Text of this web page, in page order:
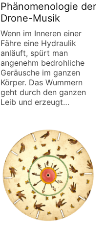
Phänomenologie der
Drone-Musik
Wenn im Inneren einer
Fähre eine Hydraulik
anläuft, spürt man
angenehm bedrohliche
Geräusche im ganzen
Körper. Das Wummern
geht durch den ganzen
Leib und erzeugt…